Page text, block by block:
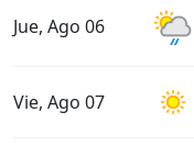
Jue, Ago 06
Vie, Ago 07